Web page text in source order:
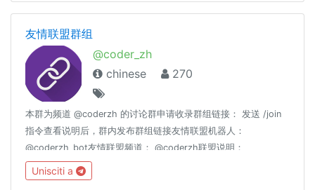
友情联盟群组
@coder_zh
chinese
270
本群为频道 @coderzh 的讨论群申请收录群组链接： 发送 /join
指令查看说明后，群内发布群组链接友情联盟机器人：
@coderzh_bot友情联盟频道： @coderzh联盟说明：
https://telegra.ph/群组友情联盟-08-01禁止开车、广告、推
广、政治、刷屏
Unisciti a